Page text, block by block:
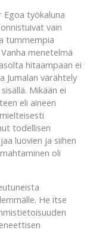
työkaluna
vain
tummempia
menetelmä
hitaampaan ei
Jumalan värähtely
Mikään ei
eli aineen
todellisen
luovien ja siihen
oli
He itse